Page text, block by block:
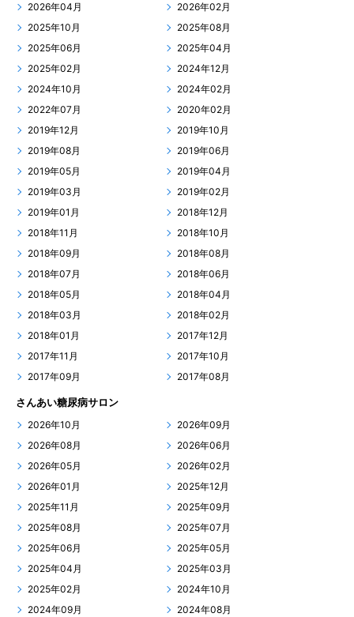
2026年04月
2026年02月
2025年10月
2025年08月
2025年06月
2025年04月
2025年02月
2024年12月
2024年10月
2024年02月
2022年07月
2020年02月
2019年12月
2019年10月
2019年08月
2019年06月
2019年05月
2019年04月
2019年03月
2019年02月
2019年01月
2018年12月
2018年11月
2018年10月
2018年09月
2018年08月
2018年07月
2018年06月
2018年05月
2018年04月
2018年03月
2018年02月
2018年01月
2017年12月
2017年11月
2017年10月
2017年09月
2017年08月
さんあい糖尿病サロン
2026年10月
2026年09月
2026年08月
2026年06月
2026年05月
2026年02月
2026年01月
2025年12月
2025年11月
2025年09月
2025年08月
2025年07月
2025年06月
2025年05月
2025年04月
2025年03月
2025年02月
2024年10月
2024年09月
2024年08月